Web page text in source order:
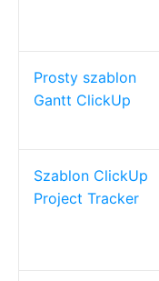
Prosty szablon
Gantt ClickUp
Szablon ClickUp
Project Tracker